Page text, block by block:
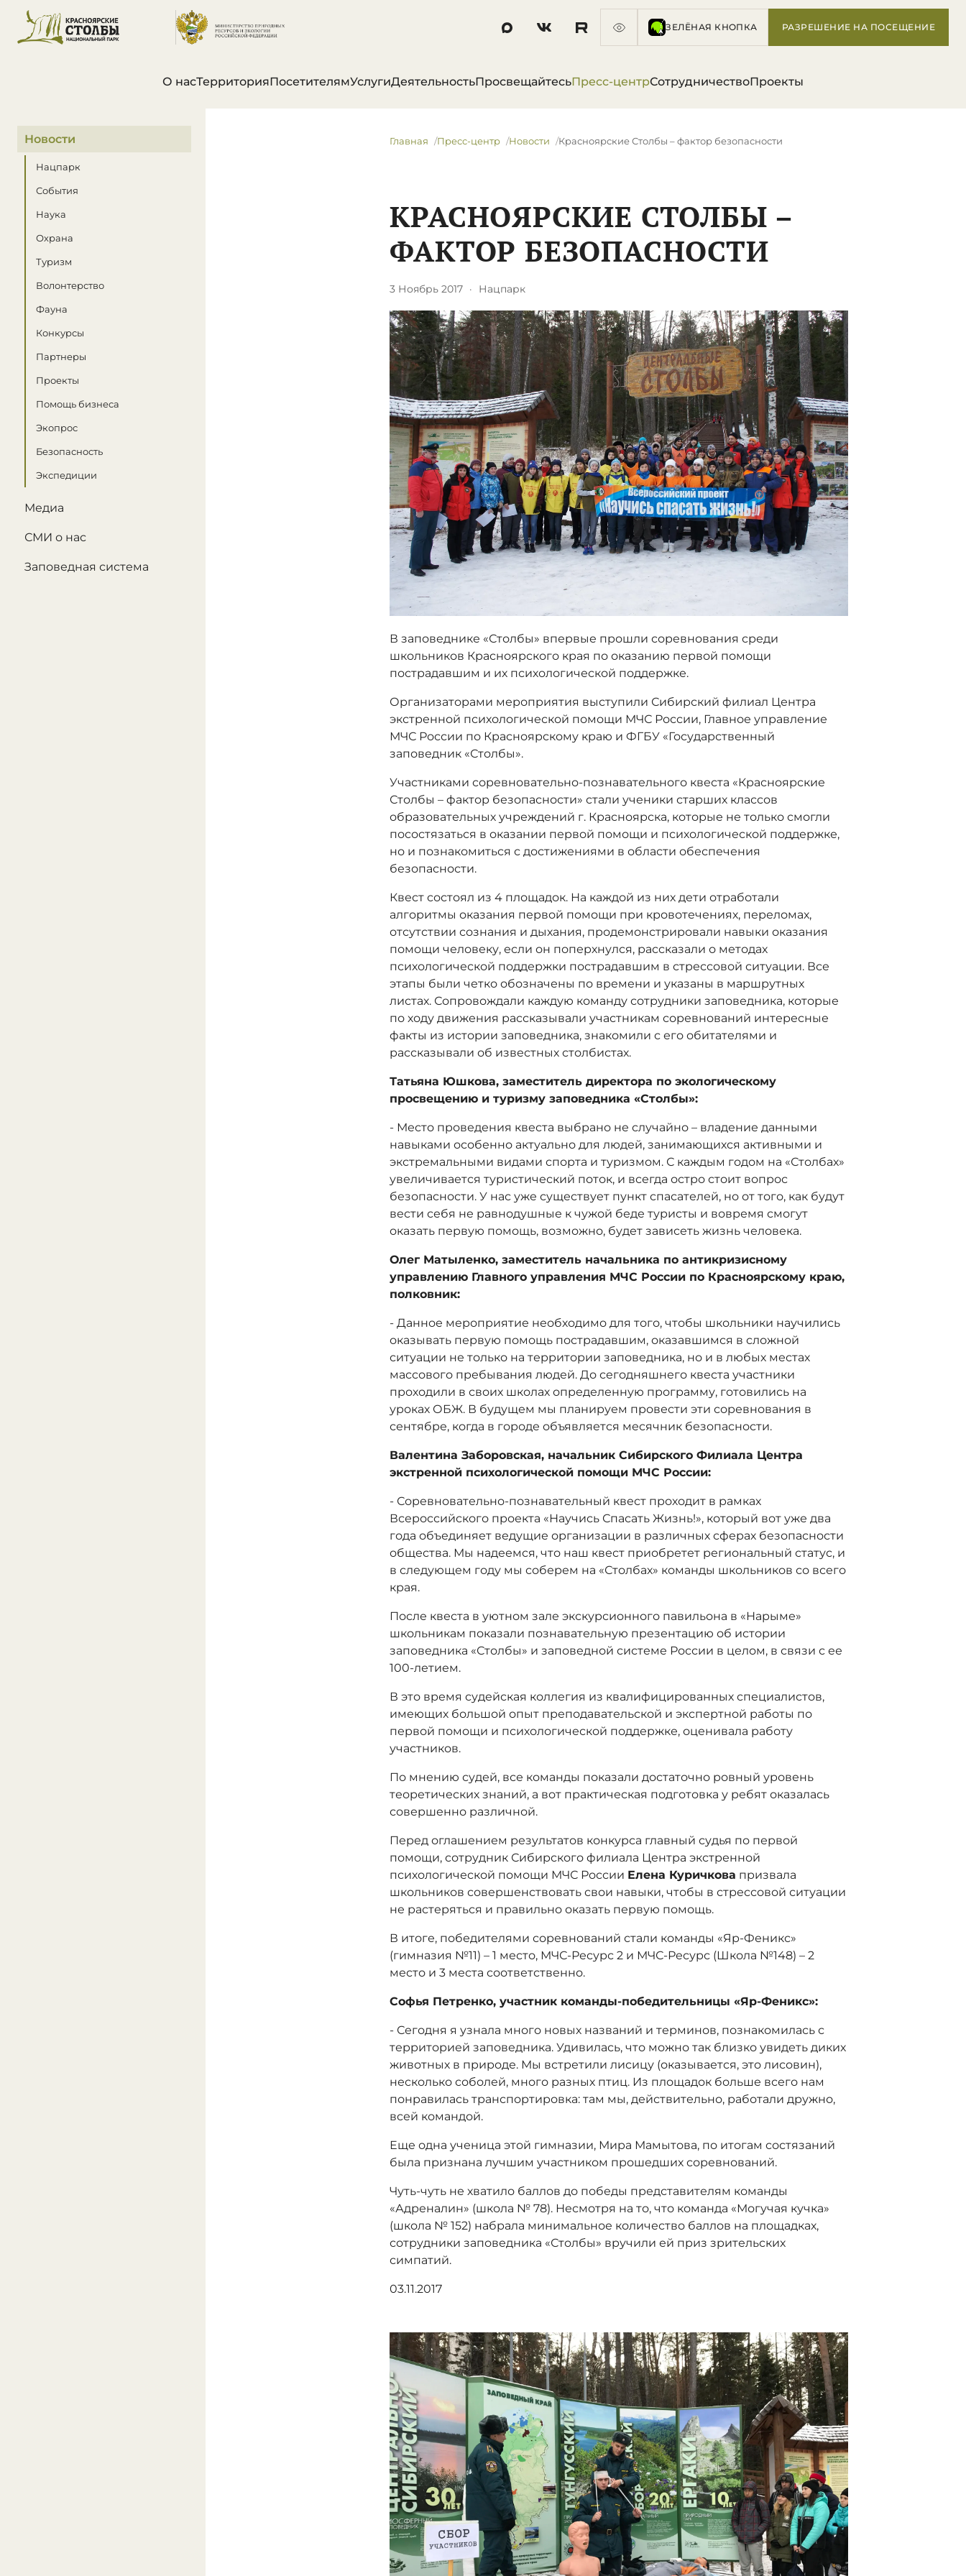
ЗЕЛЁНАЯ КНОПКА РАЗРЕШЕНИЕ НА ПОСЕЩЕНИЕ
О насТерриторияПосетителямУслугиДеятельностьПросвещайтесьПресс-центрСотрудничествоПроекты
В этом разделе
Новости
Нацпарк
События
Наука
Охрана
Туризм
Волонтерство
Фауна
Конкурсы
Партнеры
Проекты
Помощь бизнеса
Экопрос
Безопасность
Экспедиции
Медиа
СМИ о нас
Заповедная система
Главная Пресс-центр Новости ​Красноярские Столбы – фактор безопасности
​КРАСНОЯРСКИЕ СТОЛБЫ –
ФАКТОР БЕЗОПАСНОСТИ
3 Ноябрь 2017 · Нацпарк
В заповеднике «Столбы» впервые прошли соревнования среди
школьников Красноярского края по оказанию первой помощи
пострадавшим и их психологической поддержке.
Организаторами мероприятия выступили Сибирский филиал Центра
экстренной психологической помощи МЧС России, Главное управление
МЧС России по Красноярскому краю и ФГБУ «Государственный
заповедник «Столбы».
Участниками соревновательно-познавательного квеста «Красноярские
Столбы – фактор безопасности» стали ученики старших классов
образовательных учреждений г. Красноярска, которые не только смогли
посостязаться в оказании первой помощи и психологической поддержке,
но и познакомиться с достижениями в области обеспечения
безопасности.
Квест состоял из 4 площадок. На каждой из них дети отработали
алгоритмы оказания первой помощи при кровотечениях, переломах,
отсутствии сознания и дыхания, продемонстрировали навыки оказания
помощи человеку, если он поперхнулся, рассказали о методах
психологической поддержки пострадавшим в стрессовой ситуации. Все
этапы были четко обозначены по времени и указаны в маршрутных
листах. Сопровождали каждую команду сотрудники заповедника, которые
по ходу движения рассказывали участникам соревнований интересные
факты из истории заповедника, знакомили с его обитателями и
рассказывали об известных столбистах.
Татьяна Юшкова, заместитель директора по экологическому
просвещению и туризму заповедника «Столбы»:
- Место проведения квеста выбрано не случайно – владение данными
навыками особенно актуально для людей, занимающихся активными и
экстремальными видами спорта и туризмом. С каждым годом на «Столбах»
увеличивается туристический поток, и всегда остро стоит вопрос
безопасности. У нас уже существует пункт спасателей, но от того, как будут
вести себя не равнодушные к чужой беде туристы и вовремя смогут
оказать первую помощь, возможно, будет зависеть жизнь человека.
Олег Матыленко, заместитель начальника по антикризисному
управлению Главного управления МЧС России по Красноярскому краю,
полковник:
- Данное мероприятие необходимо для того, чтобы школьники научились
оказывать первую помощь пострадавшим, оказавшимся в сложной
ситуации не только на территории заповедника, но и в любых местах
массового пребывания людей. До сегодняшнего квеста участники
проходили в своих школах определенную программу, готовились на
уроках ОБЖ. В будущем мы планируем провести эти соревнования в
сентябре, когда в городе объявляется месячник безопасности.
Валентина Заборовская, начальник Сибирского Филиала Центра
экстренной психологической помощи МЧС России:
- Соревновательно-познавательный квест проходит в рамках
Всероссийского проекта «Научись Спасать Жизнь!», который вот уже два
года объединяет ведущие организации в различных сферах безопасности
общества. Мы надеемся, что наш квест приобретет региональный статус, и
в следующем году мы соберем на «Столбах» команды школьников со всего
края.
После квеста в уютном зале экскурсионного павильона в «Нарыме»
школьникам показали познавательную презентацию об истории
заповедника «Столбы» и заповедной системе России в целом, в связи с ее
100-летием.
В это время судейская коллегия из квалифицированных специалистов,
имеющих большой опыт преподавательской и экспертной работы по
первой помощи и психологической поддержке, оценивала работу
участников.
По мнению судей, все команды показали достаточно ровный уровень
теоретических знаний, а вот практическая подготовка у ребят оказалась
совершенно различной.
Перед оглашением результатов конкурса главный судья по первой
помощи, сотрудник Сибирского филиала Центра экстренной
психологической помощи МЧС России Елена Куричкова призвала
школьников совершенствовать свои навыки, чтобы в стрессовой ситуации
не растеряться и правильно оказать первую помощь.
В итоге, победителями соревнований стали команды «Яр-Феникс»
(гимназия №11) – 1 место, МЧС-Ресурс 2 и МЧС-Ресурс (Школа №148) – 2
место и 3 места соответственно.
Софья Петренко, участник команды-победительницы «Яр-Феникс»:
- Сегодня я узнала много новых названий и терминов, познакомилась с
территорией заповедника. Удивилась, что можно так близко увидеть диких
животных в природе. Мы встретили лисицу (оказывается, это лисовин),
несколько соболей, много разных птиц. Из площадок больше всего нам
понравилась транспортировка: там мы, действительно, работали дружно,
всей командой.
Еще одна ученица этой гимназии, Мира Мамытова, по итогам состязаний
была признана лучшим участником прошедших соревнований.
Чуть-чуть не хватило баллов до победы представителям команды
«Адреналин» (школа № 78). Несмотря на то, что команда «Могучая кучка»
(школа № 152) набрала минимальное количество баллов на площадках,
сотрудники заповедника «Столбы» вручили ей приз зрительских
симпатий.
03.11.2017